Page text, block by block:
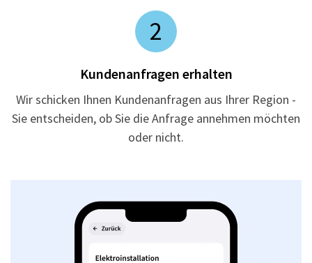
2
Kundenanfragen erhalten
Wir schicken Ihnen Kundenanfragen aus Ihrer Region -
Sie entscheiden, ob Sie die Anfrage annehmen möchten
oder nicht.